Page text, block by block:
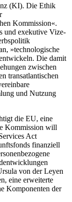
(KI). Die Ethik
Kommission«.
und exekutive Vize­
»technologische
Die damit
zwischen
transatlantischen
und Nutzung
die EU, eine
Kommission will
Act
finan­ziell
von der Leyen
eine erweiterte
Komponenten der